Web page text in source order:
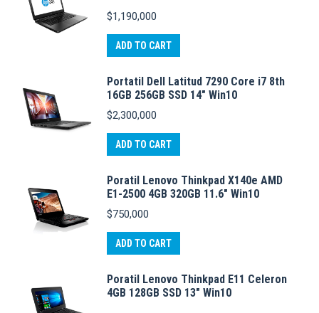
$1,190,000
ADD TO CART
Portatil Dell Latitud 7290 Core i7 8th
16GB 256GB SSD 14" Win10
$2,300,000
ADD TO CART
Poratil Lenovo Thinkpad X140e AMD
E1-2500 4GB 320GB 11.6" Win10
$750,000
ADD TO CART
Poratil Lenovo Thinkpad E11 Celeron
4GB 128GB SSD 13" Win10